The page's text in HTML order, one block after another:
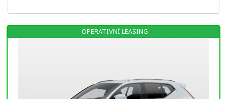
OPERATIVNÍ LEASING